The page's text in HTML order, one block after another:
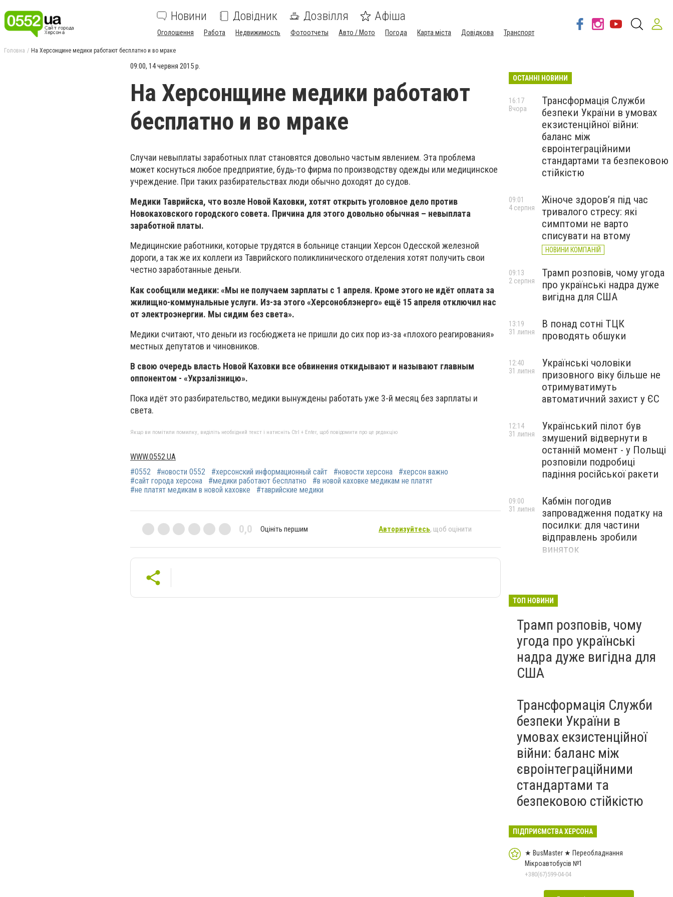
Новини Довідник Дозвілля Афіша
Оголошення Работа Недвижимость Фотоотчеты Авто / Мото Погода Карта міста Довідкова Транспорт
Головна На Херсонщине медики работают бесплатно и во мраке
09:00, 14 червня 2015 р.
На Херсонщине медики работают
бесплатно и во мраке
Случаи невыплаты заработных плат становятся довольно частым явлением. Эта проблема
может коснуться любое предприятие, будь-то фирма по производству одежды или медицинское
учреждение. При таких разбирательствах люди обычно доходят до судов.
Медики Таврийска, что возле Новой Каховки, хотят открыть уголовное дело против
Новокаховского городского совета. Причина для этого довольно обычная – невыплата
заработной платы.
Медицинские работники, которые трудятся в больнице станции Херсон Одесской железной
дороги, а так же их коллеги из Таврийского поликлинического отделения хотят получить свои
честно заработанные деньги.
Как сообщили медики: «Мы не получаем зарплаты с 1 апреля. Кроме этого не идёт оплата за
жилищно-коммунальные услуги. Из-за этого «Херсоноблэнерго» ещё 15 апреля отключил нас
от электроэнергии. Мы сидим без света».
Медики считают, что деньги из госбюджета не пришли до сих пор из-за «плохого реагирования»
местных депутатов и чиновников.
В свою очередь власть Новой Каховки все обвинения откидывают и называют главным
оппонентом - «Укрзалізницю».
Пока идёт это разбирательство, медики вынуждены работать уже 3-й месяц без зарплаты и
света.
Якщо ви помітили помилку, виділіть необхідний текст і натисніть Ctrl + Enter, щоб повідомити про це редакцію
WWW.0552.UA
#0552
#новости 0552 #херсонский информационный сайт #новости херсона
#херсон важно
#сайт города херсона
#медики работают бесплатно
#в новой каховке медикам не платят
#не платят медикам в новой каховке
#таврийские медики
0,0 Оцініть першим Авторизуйтесь, щоб оцінити
ОСТАННІ НОВИНИ
Трансформація Служби
безпеки України в умовах
екзистенційної війни:
баланс між
євроінтеграційними
стандартами та безпековою
стійкістю
16:17
Вчора
Жіноче здоров’я під час
тривалого стресу: які
симптоми не варто
списувати на втому
НОВИНИ КОМПАНІЙ
09:01
4 серпня
Трамп розповів, чому угода
про українські надра дуже
вигідна для США
09:13
2 серпня
В понад сотні ТЦК
проводять обшуки
13:19
31 липня
Українські чоловіки
призовного віку більше не
отримуватимуть
автоматичний захист у ЄС
12:40
31 липня
Український пілот був
змушений відвернути в
останній момент - у Польщі
розповіли подробиці
падіння російської ракети
12:14
31 липня
Кабмін погодив
запровадження податку на
посилки: для частини
відправлень зробили
виняток
09:00
31 липня
доброчесності й
ТОП НОВИНИ
Трамп розповів, чому
угода про українські
надра дуже вигідна для
США
Трансформація Служби
безпеки України в
умовах екзистенційної
війни: баланс між
євроінтеграційними
стандартами та
безпековою стійкістю
ПІДПРИЄМСТВА ХЕРСОНА
★ BusMaster ★ Переобладнання
Мікроавтобусів №1
+380(67)599-04-04